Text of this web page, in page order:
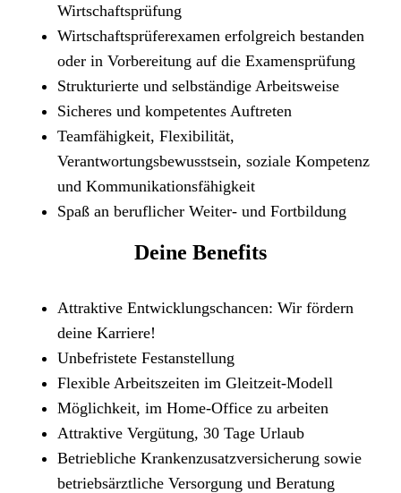
Wirtschaftsprüfung
Wirtschaftsprüferexamen erfolgreich bestanden
oder in Vorbereitung auf die Examensprüfung
Strukturierte und selbständige Arbeitsweise
Sicheres und kompetentes Auftreten
Teamfähigkeit, Flexibilität,
Verantwortungsbewusstsein, soziale Kompetenz
und Kommunikationsfähigkeit
Spaß an beruflicher Weiter- und Fortbildung
Deine Benefits
Attraktive Entwicklungschancen: Wir fördern
deine Karriere!
Unbefristete Festanstellung
Flexible Arbeitszeiten im Gleitzeit-Modell
Möglichkeit, im Home-Office zu arbeiten
Attraktive Vergütung, 30 Tage Urlaub
Betriebliche Krankenzusatzversicherung sowie
betriebsärztliche Versorgung und Beratung